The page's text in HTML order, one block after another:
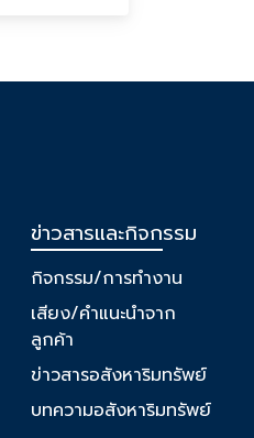
ข่าวสารและกิจกรรม
กิจกรรม/การทำงาน
เสียง/คำแนะนำจาก
ลูกค้า
ข่าวสารอสังหาริมทรัพย์
บทความอสังหาริมทรัพย์